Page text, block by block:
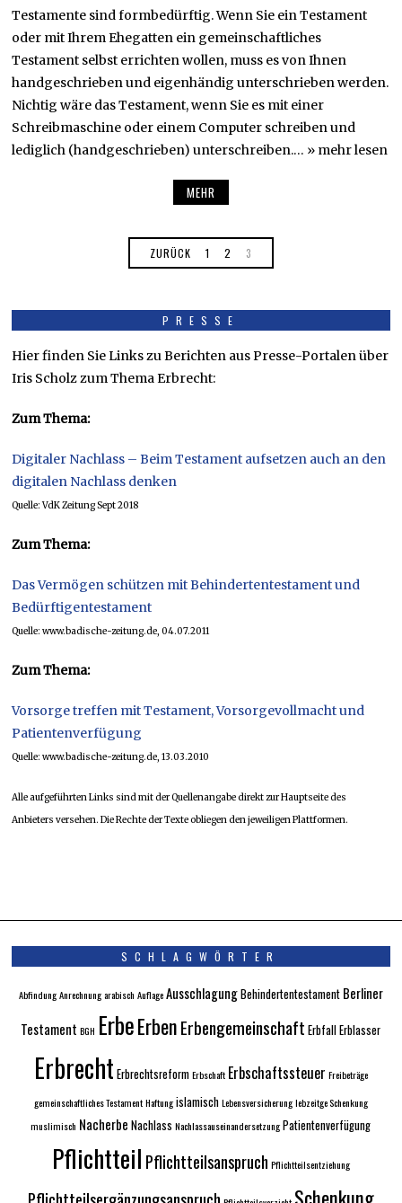
Testamente sind formbedürftig. Wenn Sie ein Testament
oder mit Ihrem Ehegatten ein gemeinschaftliches
Testament selbst errichten wollen, muss es von Ihnen
handgeschrieben und eigenhändig unterschrieben werden.
Nichtig wäre das Testament, wenn Sie es mit einer
Schreibmaschine oder einem Computer schreiben und
lediglich (handgeschrieben) unterschreiben.… » mehr lesen
MEHR
ZURÜCK 1 2 3
PRESSE
Hier finden Sie Links zu Berichten aus Presse-Portalen über
Iris Scholz zum Thema Erbrecht:
Zum Thema:
Digitaler Nachlass – Beim Testament aufsetzen auch an den
digitalen Nachlass denken
Quelle: VdK Zeitung Sept 2018
Zum Thema:
Das Vermögen schützen mit Behindertentestament und
Bedürftigentestament
Quelle: www.badische-zeitung.de, 04.07.2011
Zum Thema:
Vorsorge treffen mit Testament, Vorsorgevollmacht und
Patientenverfügung
Quelle: www.badische-zeitung.de, 13.03.2010
Alle aufgeführten Links sind mit der Quellenangabe direkt zur Hauptseite des
Anbieters versehen. Die Rechte der Texte obliegen den jeweiligen Plattformen.
SCHLAGWÖRTER
AbfindungAnrechnungarabisch AuflageAusschlagungBehindertentestament Berliner
Testament BGH ErbeErbenErbengemeinschaft ErbfallErblasser
Erbrecht ErbrechtsreformErbschaft Erbschaftssteuer Freibeträge
gemeinschaftliches TestamentHaftungislamischLebensversicherunglebzeitge Schenkung
muslimisch Nacherbe Nachlass NachlassauseinandersetzungPatientenverfügung
Pflichtteil Pflichtteilsanspruch Pflichtteilsentziehung